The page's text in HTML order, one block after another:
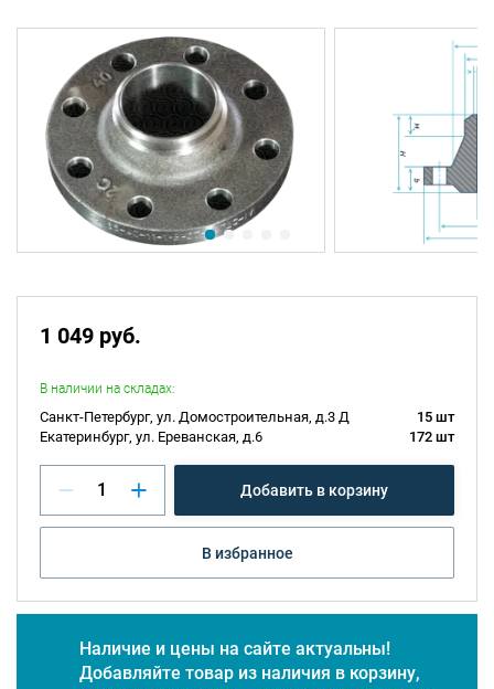
1 049 руб.
В наличии на складах:
Санкт-Петербург, ул. Домостроительная, д.3 Д
15 шт
Екатеринбург, ул. Ереванская, д.6
172 шт
Добавить в корзину
В избранное
Наличие и цены на сайте актуальны!
Добавляйте товар из наличия в корзину,